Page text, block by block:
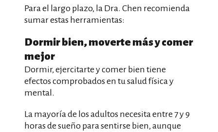
Para el largo plazo, la Dra. Chen recomienda
sumar estas herramientas:
Dormir bien, moverte más y comer
mejor
Dormir, ejercitarte y comer bien tiene
efectos comprobados en tu salud física y
mental.
La mayoría de los adultos necesita entre 7 y 9
horas de sueño para sentirse bien, aunque